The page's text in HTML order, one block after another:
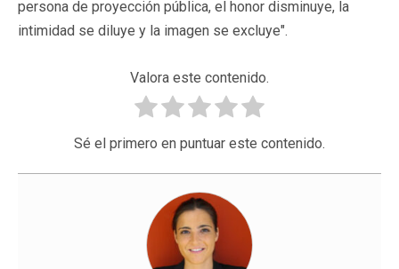
persona de proyección pública, el honor disminuye, la
intimidad se diluye y la imagen se excluye".
Valora este contenido.
Sé el primero en puntuar este contenido.